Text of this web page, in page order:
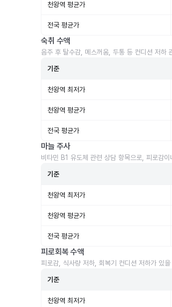
천왕역 평균가
전국 평균가
숙취 수액
음주 후 탈수감, 메스꺼움, 두통 등 컨디션 저하
기준
천왕역 최저가
천왕역 평균가
전국 평균가
마늘 주사
비타민 B1 유도체 관련 상담 항목으로, 피로감
기준
천왕역 최저가
천왕역 평균가
전국 평균가
피로회복 수액
피로감, 식사량 저하, 회복기 컨디션 저하가 있
기준
천왕역 최저가